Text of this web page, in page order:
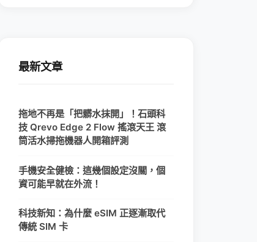
最新文章
拖地不再是「把髒水抹開」！石頭科
技 Qrevo Edge 2 Flow 搖滾天王 滾
筒活水掃拖機器人開箱評測
手機安全健檢：這幾個設定沒關，個
資可能早就在外流！
科技新知：為什麼 eSIM 正逐漸取代
傳統 SIM 卡